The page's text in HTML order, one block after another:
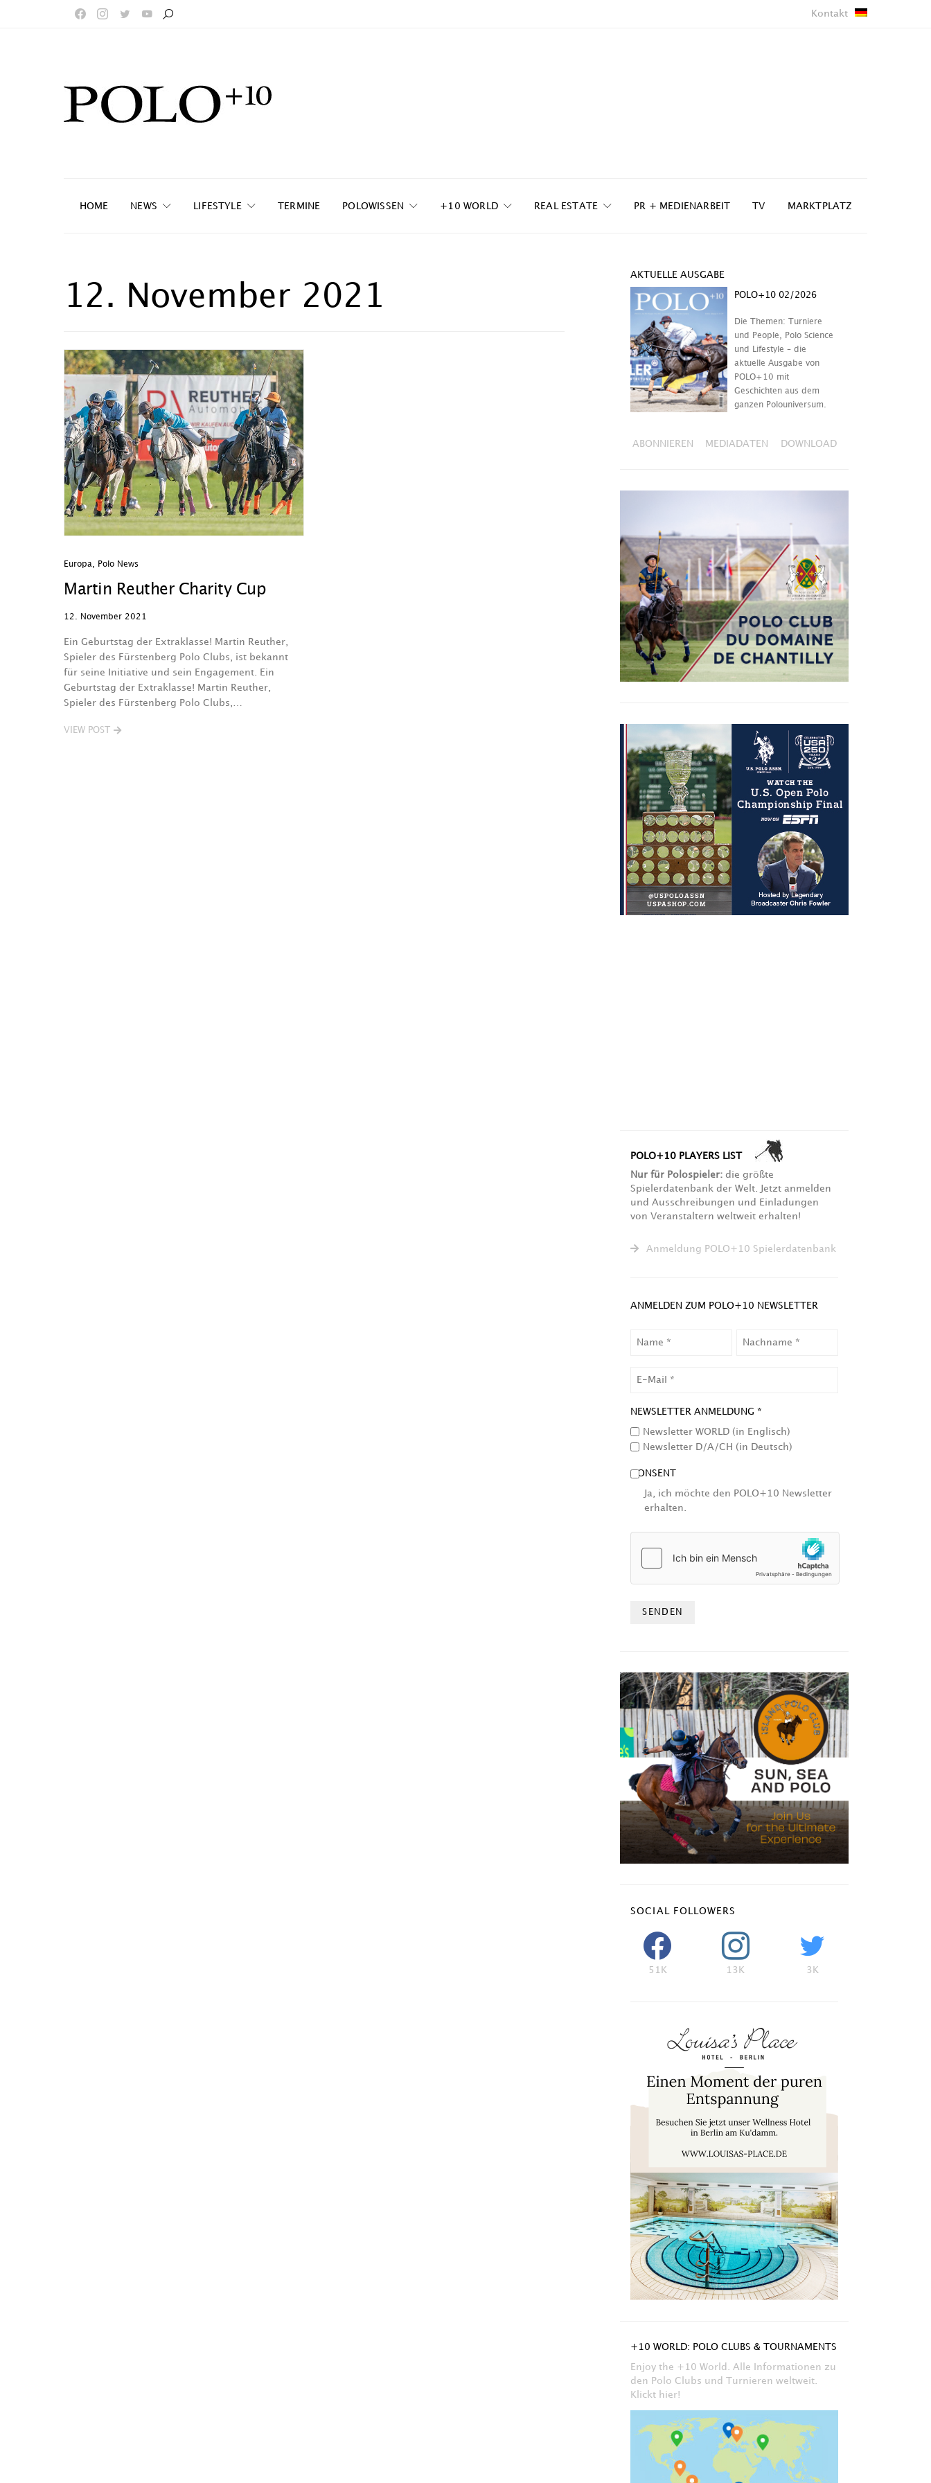
Kontakt
HOME NEWS LIFESTYLE TERMINE POLOWISSEN +10 WORLD REAL ESTATE PR + MEDIENARBEIT TV MARKTPLATZ
12. November 2021
Europa Polo News
Martin Reuther Charity Cup
12. November 2021
Ein Geburtstag der Extraklasse! Martin Reuther,
Spieler des Fürstenberg Polo Clubs, ist bekannt
für seine Initiative und sein Engagement. Ein
Geburtstag der Extraklasse! Martin Reuther,
Spieler des Fürstenberg Polo Clubs,…
VIEW POST
AKTUELLE AUSGABE
POLO+10 02/2026
Die Themen: Turniere
und People, Polo Science
und Lifestyle – die
aktuelle Ausgabe von
POLO+10 mit
Geschichten aus dem
ganzen Polouniversum.
ABONNIEREN MEDIADATEN DOWNLOAD
POLO+10 PLAYERS LIST
Nur für Polospieler: die größte
Spielerdatenbank der Welt. Jetzt anmelden
und Ausschreibungen und Einladungen
von Veranstaltern weltweit erhalten!
Anmeldung POLO+10 Spielerdatenbank
ANMELDEN ZUM POLO+10 NEWSLETTER
NEWSLETTER ANMELDUNG *
Newsletter WORLD (in Englisch)
Newsletter D/A/CH (in Deutsch)
CONSENT
Ja, ich möchte den POLO+10 Newsletter
erhalten.
SOCIAL FOLLOWERS
51K 13K 3K
+10 WORLD: POLO CLUBS & TOURNAMENTS
Enjoy the +10 World. Alle Informationen zu
den Polo Clubs und Turnieren weltweit.
Klickt hier!